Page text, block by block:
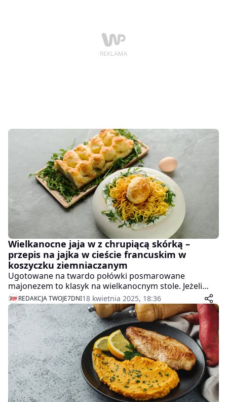
Wielkanocne jaja w z chrupiącą skórką –
przepis na jajka w cieście francuskim w
koszyczku ziemniaczanym
Ugotowane na twardo połówki posmarowane
majonezem to klasyk na wielkanocnym stole. Jeżeli
jednak chcecie urozmaicić jajeczny jadłospis, mamy dla
was oryginalny pomysł. A co, gdyby podać jajka cieście
francuskim i to w kształcie jajecznej wytłaczanki?
REDAKCJA TWOJE7DNI18 kwietnia 2025, 18:36